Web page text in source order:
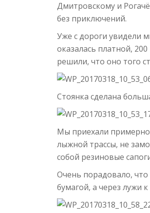
Дмитровскому и
без приключений.
Уже с дороги увидели
оказалась платной,
решили, что оно того
Стоянка сделана
Мы приехали примерно
лыжной трассы, не
собой резиновые
Очень порадовало, что
бумагой, а через лужи